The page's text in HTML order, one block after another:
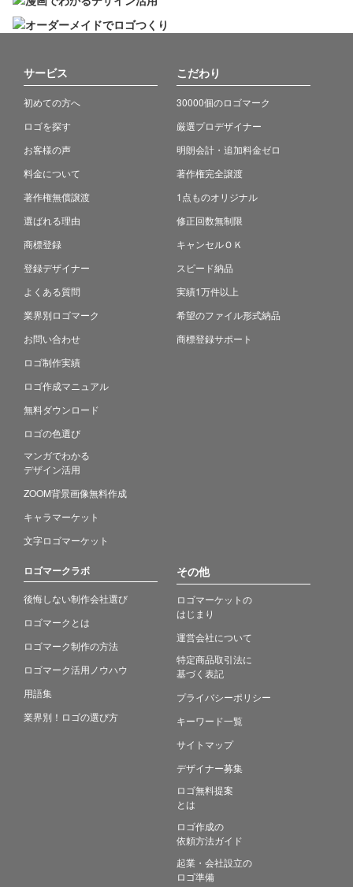
サービス
初めての方へ
ロゴを探す
お客様の声
料金について
著作権無償譲渡
選ばれる理由
商標登録
登録デザイナー
よくある質問
業界別ロゴマーク
お問い合わせ
ロゴ制作実績
ロゴ作成マニュアル
無料ダウンロード
ロゴの色選び
マンガでわかる
デザイン活用
ZOOM背景画像無料作成
キャラマーケット
文字ロゴマーケット
こだわり
30000個のロゴマーク
厳選プロデザイナー
明朗会計・追加料金ゼロ
著作権完全譲渡
1点ものオリジナル
修正回数無制限
キャンセルＯＫ
スピード納品
実績1万件以上
希望のファイル形式納品
商標登録サポート
ロゴマークラボ
後悔しない制作会社選び
ロゴマークとは
ロゴマーク制作の方法
ロゴマーク活用ノウハウ
用語集
業界別！ロゴの選び方
その他
ロゴマーケットの
はじまり
運営会社について
特定商品取引法に
基づく表記
プライバシーポリシー
キーワード一覧
サイトマップ
デザイナー募集
ロゴ無料提案
とは
ロゴ作成の
依頼方法ガイド
起業・会社設立の
ロゴ準備